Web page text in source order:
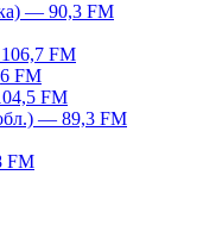
— 90,3 FM
FM
FM
FM
— 89,3 FM
FM